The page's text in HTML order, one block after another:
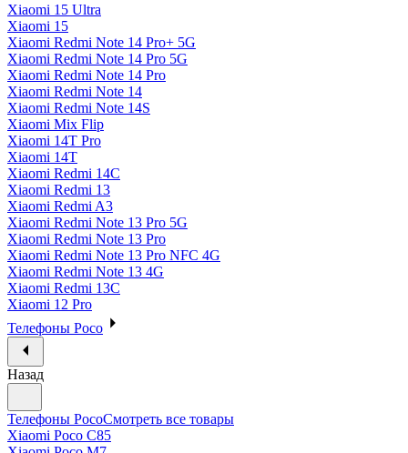
Xiaomi 15 Ultra
Xiaomi 15
Xiaomi Redmi Note 14 Pro+ 5G
Xiaomi Redmi Note 14 Pro 5G
Xiaomi Redmi Note 14 Pro
Xiaomi Redmi Note 14
Xiaomi Redmi Note 14S
Xiaomi Mix Flip
Xiaomi 14T Pro
Xiaomi 14T
Xiaomi Redmi 14C
Xiaomi Redmi 13
Xiaomi Redmi A3
Xiaomi Redmi Note 13 Pro 5G
Xiaomi Redmi Note 13 Pro
Xiaomi Redmi Note 13 Pro NFC 4G
Xiaomi Redmi Note 13 4G
Xiaomi Redmi 13C
Xiaomi 12 Pro
Телефоны Poco
Назад
Телефоны PocoСмотреть все товары
Xiaomi Poco C85